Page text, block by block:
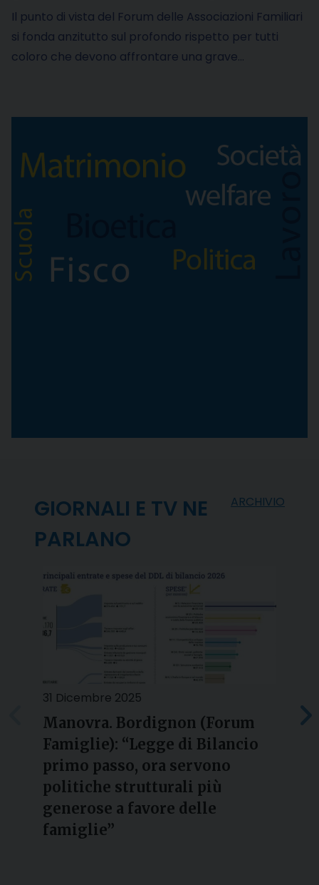
Il punto di vista del Forum delle Associazioni Familiari
si fonda anzitutto sul profondo rispetto per tutti
coloro che devono affrontare una grave…
ARCHIVIO
GIORNALI E TV NE
PARLANO
31 Dicembre 2025
Manovra. Bordignon (Forum
Famiglie): “Legge di Bilancio
primo passo, ora servono
politiche strutturali più
generose a favore delle
famiglie”